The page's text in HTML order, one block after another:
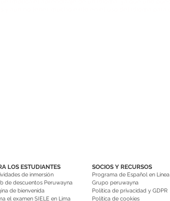
LOS ESTUDIANTES
de inmersión
de descuentos Peruwayna
de bienvenida
el examen SIELE en Lima
SOCIOS Y RECURSOS
Programa de Español en Línea
Grupo peruwayna
Política de privacidad y GDPR
Política de cookies